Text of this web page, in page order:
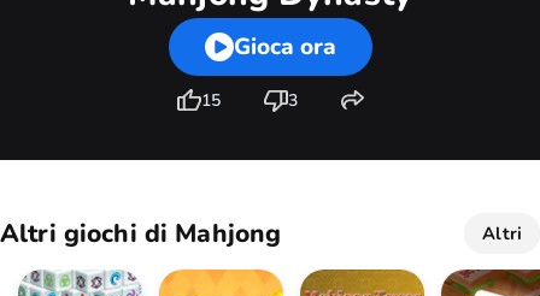
Gioca ora
15 3
Altri giochi di Mahjong Altri